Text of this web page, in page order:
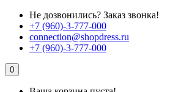
Не дозвонились? Заказ звонка!
+7 (960)-3-777-000
connection@shopdress.ru
+7 (960)-3-777-000
0